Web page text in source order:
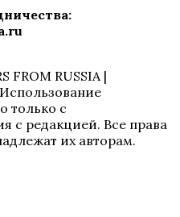
:
FROM RUSSIA |
только с
с редакцией. Все права
их авторам.